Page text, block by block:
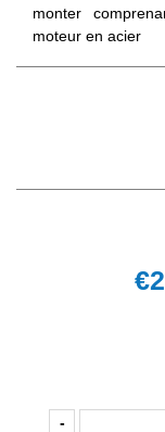
monter
moteur en acier
-